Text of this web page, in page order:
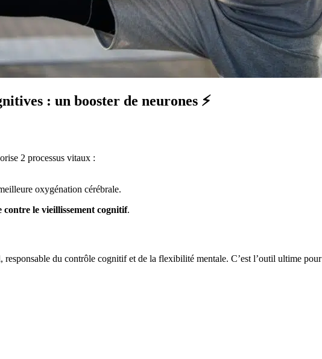
: un booster de neurones ⚡
2 processus vitaux :
oxygénation cérébrale.
le vieillissement cognitif.
du contrôle cognitif et de la flexibilité mentale. C’est l’outil ultime pour